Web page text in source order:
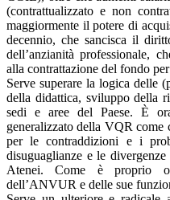
(contrattualizzato e non
maggiormente il potere di
decennio, che sancisca il
dell’anzianità professionale,
alla contrattazione del fondo
Serve superare la logica delle
della didattica, sviluppo della
sedi e aree del Paese. È
generalizzato della VQR
per le contraddizioni e i
disuguaglianze e le
Atenei. Come è proprio
dell’ANVUR e delle sue